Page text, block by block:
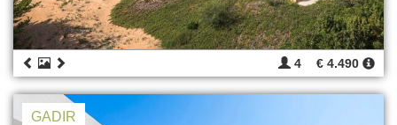
4 € 4.490
GADIR